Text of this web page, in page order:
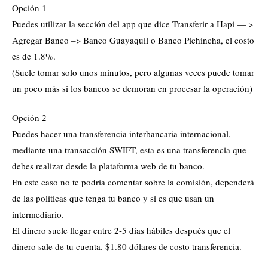
Opción 1
Puedes utilizar la sección del app que dice Transferir a Hapi — >
Agregar Banco –> Banco Guayaquil o Banco Pichincha, el costo
es de 1.8%.
(Suele tomar solo unos minutos, pero algunas veces puede tomar
un poco más si los bancos se demoran en procesar la operación)
Opción 2
Puedes hacer una transferencia interbancaria internacional,
mediante una transacción SWIFT, esta es una transferencia que
debes realizar desde la plataforma web de tu banco.
En este caso no te podría comentar sobre la comisión, dependerá
de las políticas que tenga tu banco y si es que usan un
intermediario.
El dinero suele llegar entre 2-5 días hábiles después que el
dinero sale de tu cuenta. $1.80 dólares de costo transferencia.